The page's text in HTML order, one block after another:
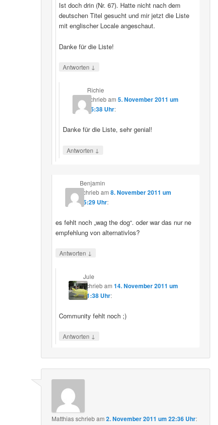
Ist doch drin (Nr. 67). Hatte nicht nach dem
deutschen Titel gesucht und mir jetzt die Liste
mit englischer Locale angeschaut.
Danke für die Liste!
Antworten ↓
Richie
schriebam 5. November 2011 um
15:38 Uhr:
Danke für die Liste, sehr genial!
Antworten ↓
Benjamin
schriebam 8. November 2011 um
15:29 Uhr:
es fehlt noch „wag the dog“. oder war das nur ne
empfehlung von alternativlos?
Antworten ↓
Jule
schriebam14. November 2011 um
21:38 Uhr:
Community fehlt noch ;)
Antworten ↓
Matthiasschriebam2. November 2011 um 22:36 Uhr: